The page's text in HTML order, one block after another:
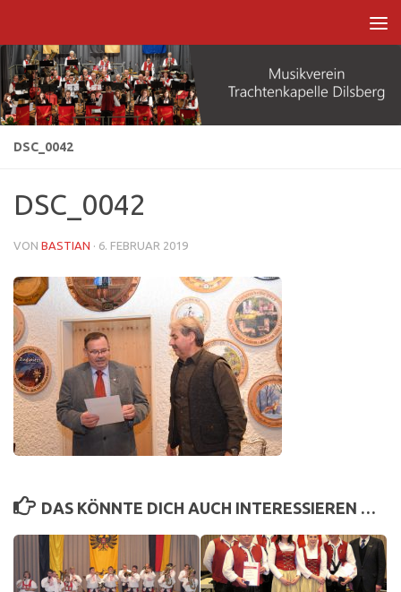
DSC_0042
DSC_0042
VON BASTIAN · 6. FEBRUAR 2019
DAS KÖNNTE DICH AUCH INTERESSIEREN …